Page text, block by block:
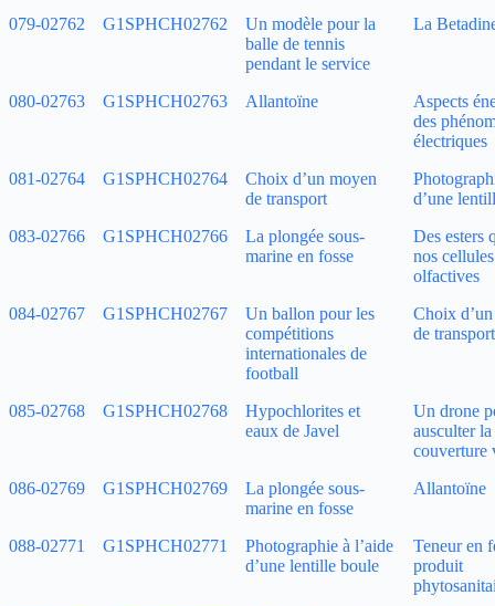
079‑02762 G1SPHCH02762
Un modèle pour la
balle de tennis
pendant le service
La
080‑02763 G1SPHCH02763 Allantoïne
Aspects
des
électriques
081‑02764
G1SPHCH02764
Choix d’un moyen
de transport
d’une
083‑02766
G1SPHCH02766
La plongée sous-
marine en fosse
Des esters
nos cellules
olfactives
084‑02767
G1SPHCH02767
Un ballon pour les
compétitions
internationales de
football
Choix
de transport
085‑02768 G1SPHCH02768
Hypochlorites et
eaux de Javel
Un drone
ausculter la
couverture
086‑02769
G1SPHCH02769
La plongée sous-
marine en fosse
Allantoïne
088‑02771 G1SPHCH02771
Photographie à l’aide
d’une lentille boule
Teneur en
produit